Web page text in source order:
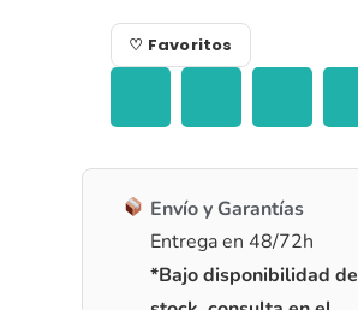
♡ Favoritos
Envío y Garantías
Entrega en 48/72h
*Bajo disponibilidad de